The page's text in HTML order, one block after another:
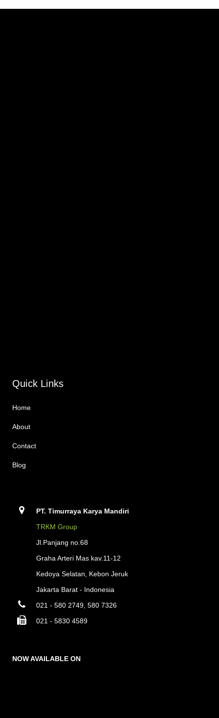
Quick Links
Home
About
Contact
Blog
PT. Timurraya Karya Mandiri
TRKM Group
Jl.Panjang no.68
Graha Arteri Mas kav.11-12
Kedoya Selatan, Kebon Jeruk
Jakarta Barat - Indonesia
021 - 580 2749, 580 7326
021 - 5830 4589
NOW AVAILABLE ON